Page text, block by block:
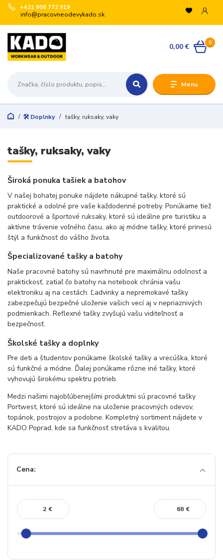
Menu
+421 908 772 919
info@pracovneodevykado.sk
0
0,00 €
🛠️ Doplnky tašky, ruksaky, vaky
tašky, ruksaky, vaky
Široká ponuka tašiek a batohov
V našej bohatej ponuke nájdete nákupné tašky, ktoré sú
praktické a odolné pre vaše každodenné potreby. Ponúkame tiež
outdoorové a športové ruksaky, ktoré sú ideálne pre turistiku a
aktívne trávenie voľného času, ako aj módne tašky, ktoré prinesú
štýl a funkčnosť do vášho života.
Špecializované tašky a batohy
Naše pracovné batohy sú navrhnuté pre maximálnu odolnosť a
praktickosť, zatiaľ čo batohy na notebook chránia vašu
elektroniku aj na cestách. Ľadvinky a nepremokavé tašky
zabezpečujú bezpečné uloženie vašich vecí aj v nepriaznivých
podmienkach. Reflexné tašky zvyšujú vašu viditeľnosť a
bezpečnosť.
Školské tašky a doplnky
Pre deti a študentov ponúkame školské tašky a vrecúška, ktoré
sú funkčné a módne. Ďalej ponúkame rôzne iné tašky, ktoré
vyhovujú širokému spektru potrieb.
Medzi našimi najobľúbenejšími produktmi sú pracovné tašky
Portwest, ktoré sú ideálne na uloženie pracovných odevov,
topánok, postrojov a podobne. Kompletný sortiment nájdete v
KADO Poprad, kde sa funkčnosť stretáva s kvalitou.
Cena:
€ €
VYUŽITE ZĽAVY
🏷️ -10 % pre registrovaných na vybrané značky
(ARTRA, ARDON, VM, BENNON, ATG, B-WELL, GIBLOR’S
🛒 Množstevné zľavy v košíku:
€200 → -5 %
€500 → -10 %
€1 000 → -15 %
Registrujte sa:
Zatvoriť